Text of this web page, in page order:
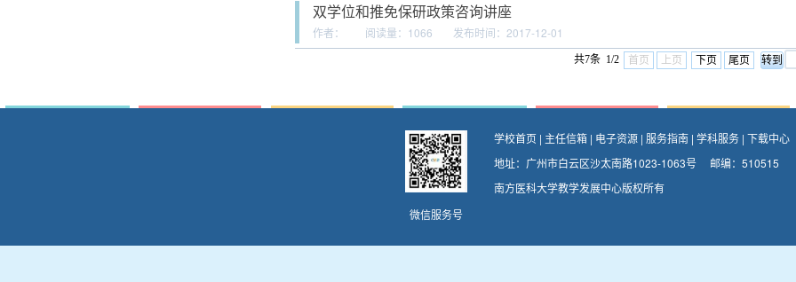
双学位和推免保研政策咨询讲座
作者： 阅读量： 1066 发布时间：2017-12-01
共7条 1/2 首页 上页 下页 尾页
微信服务号
学校首页| 主任信箱| 电子资源| 服务指南| 学科服务| 下载中心
地址：广州市白云区沙太南路1023-1063号 邮编：510515
南方医科大学教学发展中心版权所有